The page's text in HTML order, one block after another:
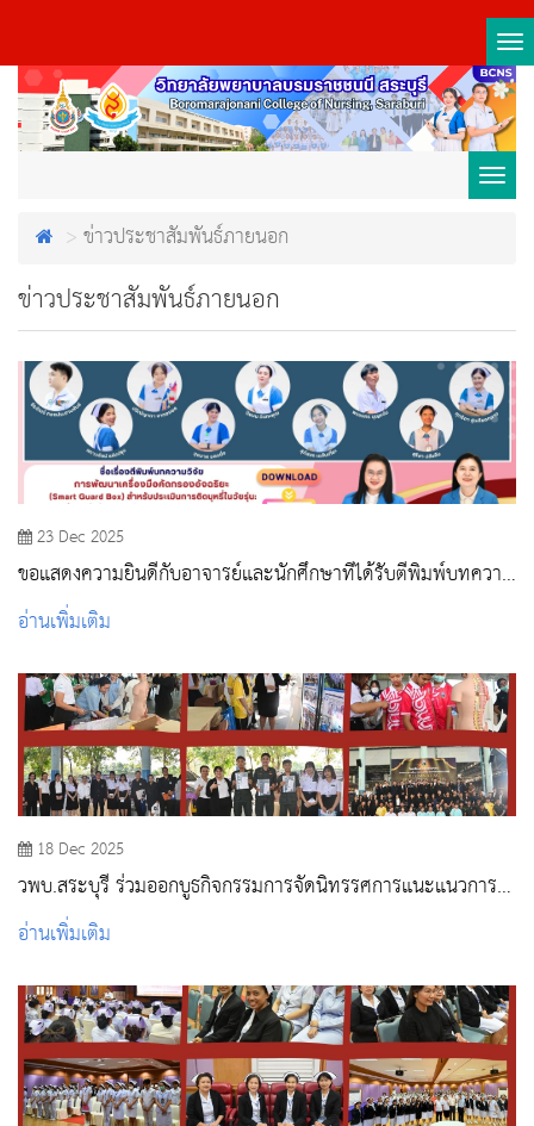
ข่าวประชาสัมพันธ์ภายนอก
ข่าวประชาสัมพันธ์ภายนอก
23 Dec 2025
ขอแสดงความยินดีกับอาจารย์และนักศึกษาที่ได้รับตีพิมพ์บทความ
วิจัย
อ่านเพิ่มเติม
18 Dec 2025
วพบ.สระบุรี ร่วมออกบูธกิจกรรมการจัดนิทรรศการแนะแนวการ
ศึกษาต่อและอาชีพ “Illuminating Education Paths”
อ่านเพิ่มเติม